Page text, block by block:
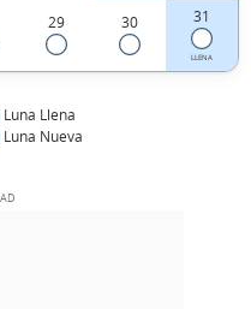
29 30 31
LLENA
Luna Llena
Luna Nueva